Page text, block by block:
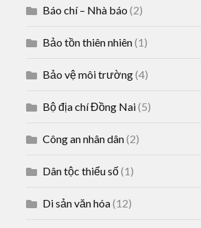
Báo chí – Nhà báo (2)
Bảo tồn thiên nhiên(1)
Bảo vệ môi trường(4)
Bộ địa chí Đồng Nai(5)
Công an nhân dân(2)
Dân tộc thiểu số(1)
Di sản văn hóa(12)